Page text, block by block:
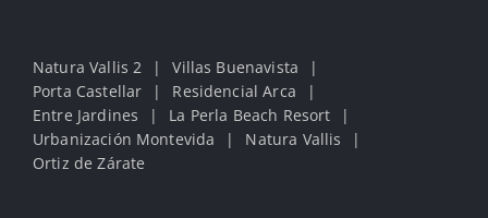
Natura Vallis 2
Villas Buenavista
Porta Castellar
Residencial Arca
Entre Jardines
La Perla Beach Resort
Urbanización Montevida
Natura Vallis
Ortiz de Zárate